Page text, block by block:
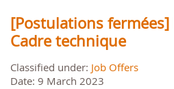
[Postulations fermées]
Cadre technique
Classified under: Job Offers
Date: 9 March 2023